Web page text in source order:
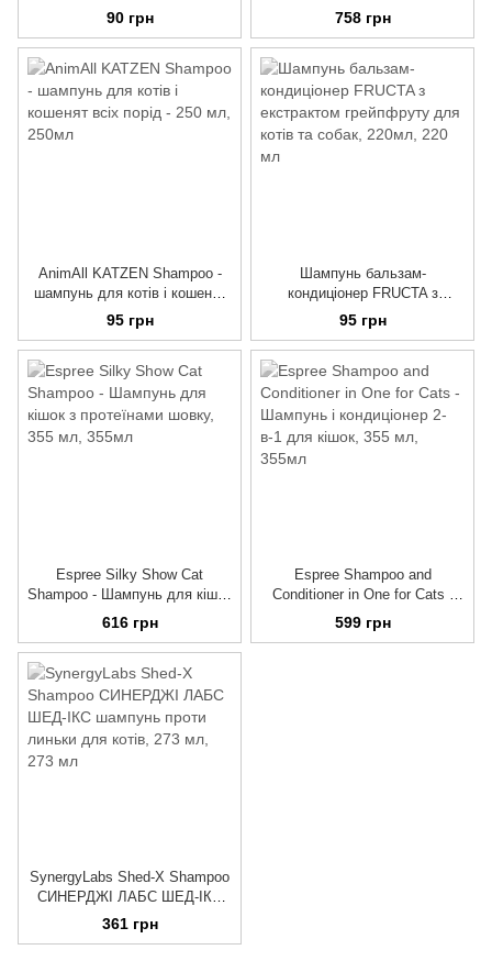
90 грн
для кошенят, 355 мл
758 грн
AnimAll KATZEN Shampoo -
шампунь для котів і кошенят
всіх порід - 250 мл
95 грн
Шампунь бальзам-
кондиціонер FRUCTA з
екстрактом грейпфруту для
котів та собак, 220мл
95 грн
Espree Silky Show Cat
Shampoo - Шампунь для кішок
з протеїнами шовку, 355 мл
616 грн
Espree Shampoo and
Conditioner in One for Cats -
Шампунь і кондиціонер 2-в-1
для кішок, 355 мл
599 грн
SynergyLabs Shed-X Shampoo
СИНЕРДЖІ ЛАБС ШЕД-ІКС
шампунь проти линьки для
котів, 273 мл
361 грн